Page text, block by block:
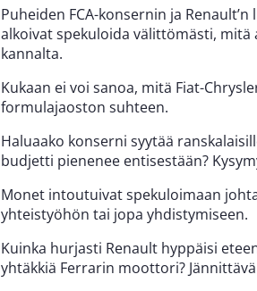
Puheiden FCA-konsernin ja
alkoivat spekuloida välittömästi,
kannalta.
Kukaan ei voi sanoa, mitä Fiat-
formulajaoston suhteen.
Haluaako konserni syytää
budjetti pienenee entisestään?
Monet intoutuivat spekuloimaan
yhteistyöhön tai jopa yhdistymiseen.
Kuinka hurjasti Renault hyppäisi
yhtäkkiä Ferrarin moottori?